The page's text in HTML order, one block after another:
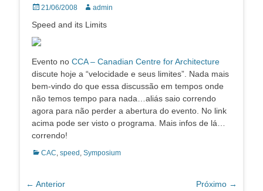
Posted
21/06/2008 Autor:admin
Speed and its Limits
Evento no CCA – Canadian Centre for Architecture
discute hoje a “velocidade e seus limites”. Nada mais
bem-vindo do que essa discussão em tempos onde
não temos tempo para nada…aliás saio correndo
agora para não perder a abertura do evento. No link
acima pode ser visto o programa. Mais infos de lá…
correndo!
Categorias:
CAC, speed , Symposium
Navegação
← Anterior
Próximo →